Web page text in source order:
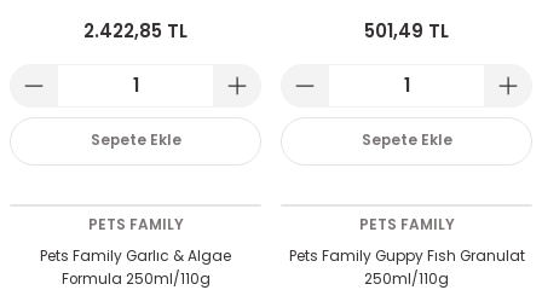
2.422,85 TL
Sepete Ekle
501,49 TL
Sepete Ekle
PETS FAMILY
Pets Family Garlıc & Algae
Formula 250ml/110g
PETS FAMILY
Pets Family Guppy Fısh Granulat
250ml/110g